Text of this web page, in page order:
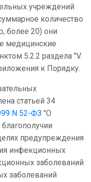
учреждений
количество
более 20) они
медицинские
5.2.2 раздела "V.
к Порядку.
статьей 34
N 52-ФЗ "О
предупреждения
инфекционных
заболеваний
заболеваний